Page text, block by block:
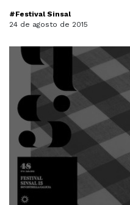
#Festival Sinsal
24 de agosto de 2015